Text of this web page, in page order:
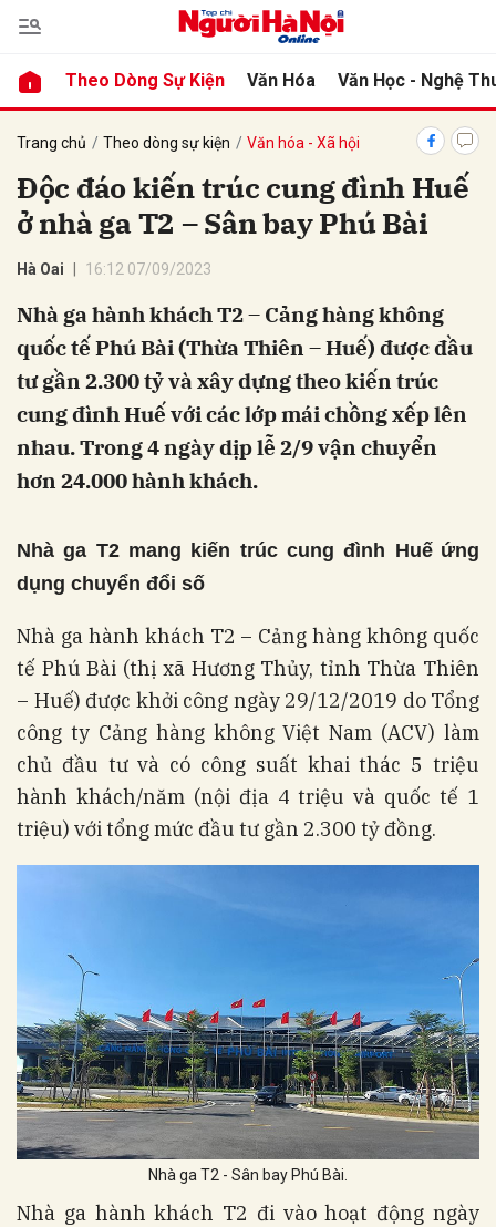
Theo Dòng Sự Kiện Văn Hóa Văn Học - Nghệ
Trang chủ Theo dòng sự kiện Văn hóa - Xã hội
Độc đáo kiến trúc cung đình Huế
ở nhà ga T2 – Sân bay Phú Bài
Hà Oai 16:12 07/09/2023
Nhà ga hành khách T2 – Cảng hàng không
quốc tế Phú Bài (Thừa Thiên – Huế) được đầu
tư gần 2.300 tỷ và xây dựng theo kiến trúc
cung đình Huế với các lớp mái chồng xếp lên
nhau. Trong 4 ngày dịp lễ 2/9 vận chuyển
hơn 24.000 hành khách.
Nhà ga T2 mang kiến trúc cung đình Huế ứng
dụng chuyển đổi số
Nhà ga hành khách T2 – Cảng hàng không quốc
tế Phú Bài (thị xã Hương Thủy, tỉnh Thừa Thiên
– Huế) được khởi công ngày 29/12/2019 do Tổng
công ty Cảng hàng không Việt Nam (ACV) làm
chủ đầu tư và có công suất khai thác 5 triệu
hành khách/năm (nội địa 4 triệu và quốc tế 1
triệu) với tổng mức đầu tư gần 2.300 tỷ đồng.
Nhà ga T2 - Sân bay Phú Bài.
Nhà ga hành khách T2 đi vào hoạt động ngày
luận